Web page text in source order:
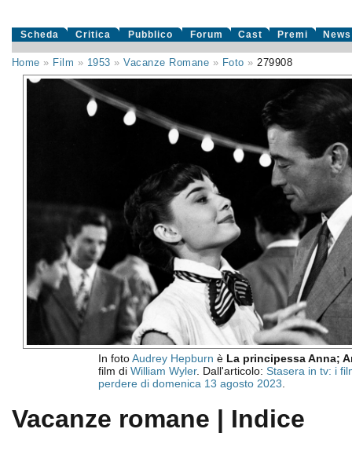
Scheda Critica Pubblico Forum Cast Premi News
Home » Film » 1953 »Vacanze Romane » Foto »279908
In fotoAudrey Hepburn è La principessa Anna;
film di William Wyler. Dall'articolo: Stasera in tv: i
perdere di domenica 13 agosto 2023
Vacanze romane | Indice